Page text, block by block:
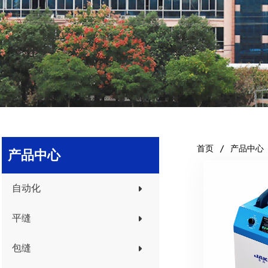
产品中心
自动化
平缝
包缝
首页 产品中心